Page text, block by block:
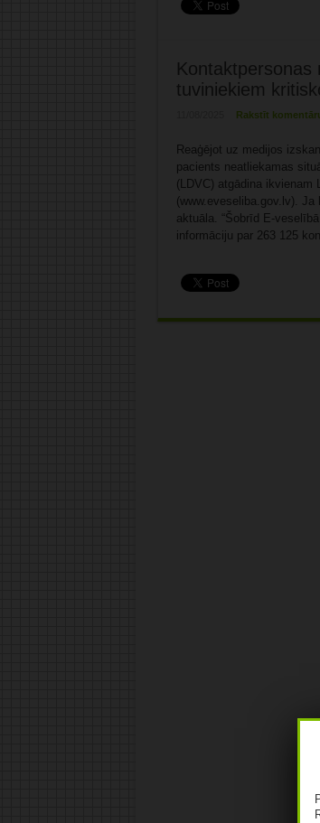
tuviniekiem
Rakstīt
Reaģējot uz medijos
pacients neatliekamas
(LDVC) atgādina
(www.eveseliba.gov.lv).
aktuāla. “Šobrīd E-
informāciju par 263 125